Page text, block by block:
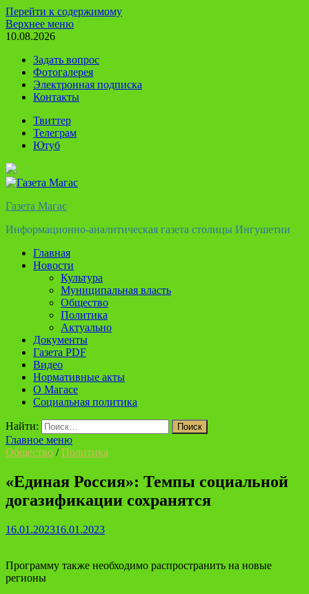
Перейти к содержимому
Верхнее меню
10.08.2026
Задать вопрос
Фотогалерея
Электронная подписка
Контакты
Твиттер
Телеграм
Ютуб
Газета Магас
Информационно-аналитическая газета столицы Ингушетии
Главная
Новости
Культура
Муниципальная власть
Общество
Политика
Актуально
Документы
Газета PDF
Видео
Нормативные акты
О Магасе
Социальная политика
Найти:
Главное меню
Общество /Политика
«Единая Россия»: Темпы социальной
догазификации сохранятся
16.01.202316.01.2023
Программу также необходимо распространить на новые
регионы